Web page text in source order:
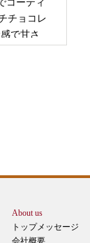
チョコレ
で甘さ
北野エー
なりで
ントは
んぺ
スカー
んで
About us
トップメッセージ
会社概要